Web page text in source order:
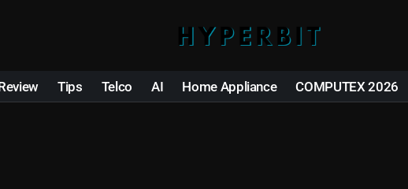
Tips Telco AI Home Appliance COMPUTEX 2026